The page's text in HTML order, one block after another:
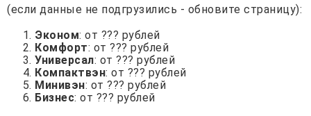
(если данные не подгрузились - обновите страницу):
Эконом: от ??? рублей
Комфорт: от ??? рублей
Универсал: от ??? рублей
Компактвэн: от ??? рублей
Минивэн: от ??? рублей
Бизнес: от ??? рублей